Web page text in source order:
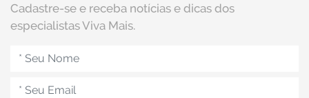
Cadastre-se e receba notícias e dicas dos
especialistas Viva Mais.